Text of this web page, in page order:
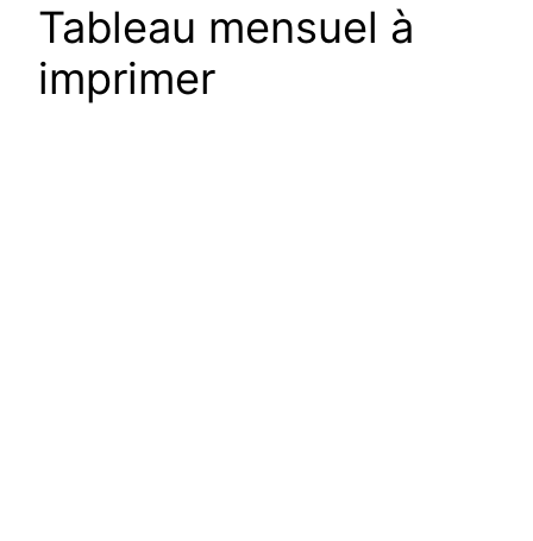
Tableau mensuel à
imprimer